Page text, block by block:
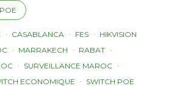
CASABLANCA FES
HIKVISION
MARRAKECH
RABAT
SURVEILLANCE MAROC
ECONOMIQUE
SWITCH POE